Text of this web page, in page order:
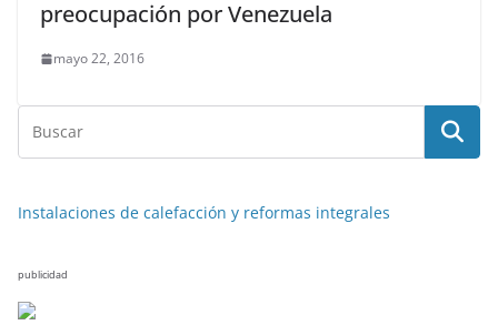
preocupación por Venezuela
mayo 22, 2016
Instalaciones de calefacción y reformas integrales
publicidad